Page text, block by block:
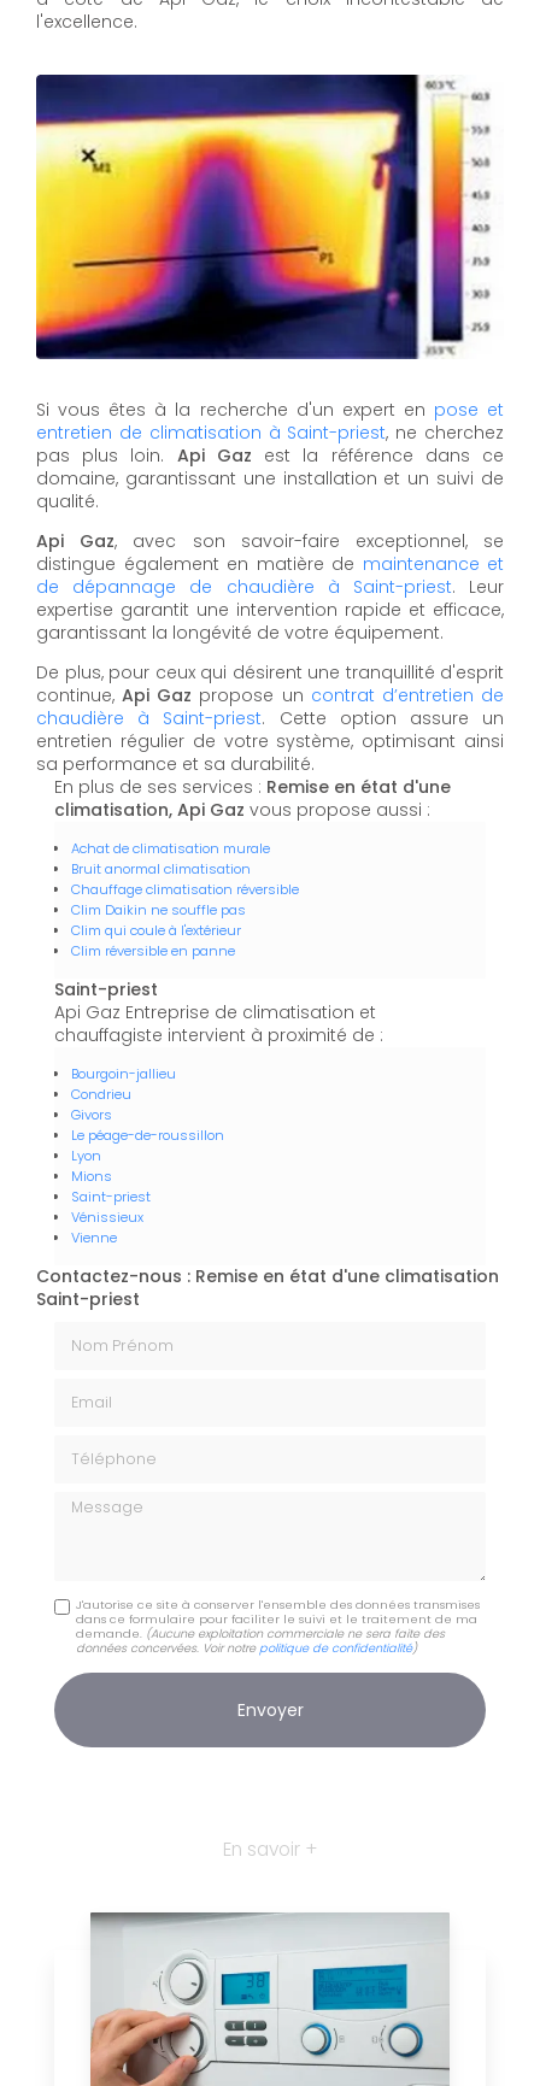
l'excellence.
Si vous êtes à la recherche d'un expert en pose et
entretien de climatisation à Saint-priest, ne cherchez
pas plus loin. Api Gaz est la référence dans ce
domaine, garantissant une installation et un suivi de
qualité.
Api Gaz, avec son savoir-faire exceptionnel, se
distingue également en matière de maintenance et
de dépannage de chaudière à Saint-priest. Leur
expertise garantit une intervention rapide et efficace,
garantissant la longévité de votre équipement.
De plus, pour ceux qui désirent une tranquillité d'esprit
continue,Api Gaz propose un contrat d’entretien de
chaudière à Saint-priest. Cette option assure un
entretien régulier de votre système, optimisant ainsi
sa performance et sa durabilité.
En plus de ses services : Remise en état d'une
climatisation, Api Gaz vous propose aussi :
Achat de climatisation murale
Bruit anormal climatisation
Chauffage climatisation réversible
Clim Daikin ne souffle pas
Clim qui coule à l'extérieur
Clim réversible en panne
Saint-priest
Api Gaz Entreprise de climatisation et
chauffagiste intervient à proximité de :
Bourgoin-jallieu
Condrieu
Givors
Le péage-de-roussillon
Lyon
Mions
Saint-priest
Vénissieux
Vienne
Contactez-nous : Remise en état d'une climatisation
Saint-priest
Message
J'autorise ce site à conserver l'ensemble des données transmises
dans ce formulaire pour faciliter le suivi et le traitement de ma
demande. (Aucune exploitation commerciale ne sera faite des
données concervées. Voir notrepolitique de confidentialité)
En savoir +